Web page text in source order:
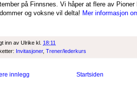
på Finnsnes. Vi håper at flere av Pioner
og voksne vil delta! Mer informasjon
inn av Ulrike kl. 18:11
Invitasjoner, Trener/lederkurs
innlegg Startsiden